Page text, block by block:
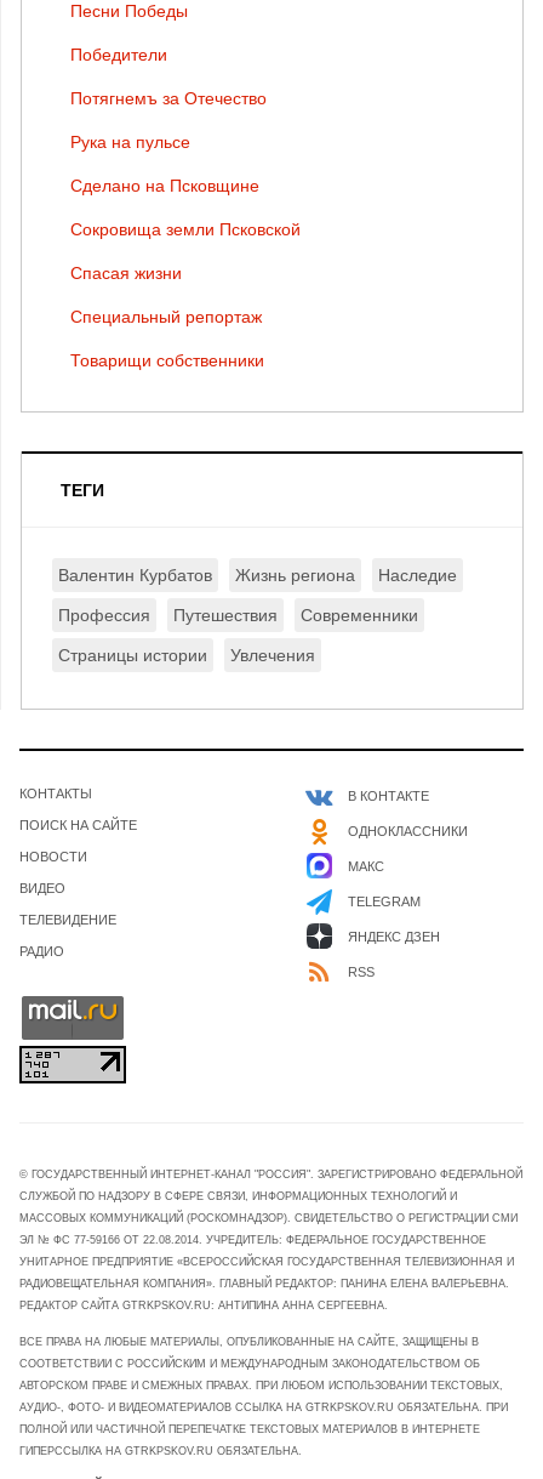
Песни Победы
Победители
Потягнемъ за Отечество
Рука на пульсе
Сделано на Псковщине
Сокровища земли Псковской
Спасая жизни
Специальный репортаж
Товарищи собственники
ТЕГИ
Валентин Курбатов Жизнь региона Наследие
Профессия Путешествия Современники
Страницы истории Увлечения
КОНТАКТЫ
ПОИСК НА САЙТЕ
НОВОСТИ
ВИДЕО
ТЕЛЕВИДЕНИЕ
РАДИО
В КОНТАКТЕ
ОДНОКЛАССНИКИ
МАКС
TELEGRAM
ЯНДЕКС ДЗЕН
RSS
© ГОСУДАРСТВЕННЫЙ ИНТЕРНЕТ-КАНАЛ "РОССИЯ". ЗАРЕГИСТРИРОВАНО ФЕДЕРАЛЬНОЙ
СЛУЖБОЙ ПО НАДЗОРУ В СФЕРЕ СВЯЗИ, ИНФОРМАЦИОННЫХ ТЕХНОЛОГИЙ И
МАССОВЫХ КОММУНИКАЦИЙ (РОСКОМНАДЗОР). СВИДЕТЕЛЬСТВО О РЕГИСТРАЦИИ СМИ
ЭЛ № ФС 77-59166 ОТ 22.08.2014. УЧРЕДИТЕЛЬ: ФЕДЕРАЛЬНОЕ ГОСУДАРСТВЕННОЕ
УНИТАРНОЕ ПРЕДПРИЯТИЕ «ВСЕРОССИЙСКАЯ ГОСУДАРСТВЕННАЯ ТЕЛЕВИЗИОННАЯ И
РАДИОВЕЩАТЕЛЬНАЯ КОМПАНИЯ». ГЛАВНЫЙ РЕДАКТОР: ПАНИНА ЕЛЕНА ВАЛЕРЬЕВНА.
РЕДАКТОР САЙТА GTRKPSKOV.RU: АНТИПИНА АННА СЕРГЕЕВНА.
ВСЕ ПРАВА НА ЛЮБЫЕ МАТЕРИАЛЫ, ОПУБЛИКОВАННЫЕ НА САЙТЕ, ЗАЩИЩЕНЫ В
СООТВЕТСТВИИ С РОССИЙСКИМ И МЕЖДУНАРОДНЫМ ЗАКОНОДАТЕЛЬСТВОМ ОБ
АВТОРСКОМ ПРАВЕ И СМЕЖНЫХ ПРАВАХ. ПРИ ЛЮБОМ ИСПОЛЬЗОВАНИИ ТЕКСТОВЫХ,
АУДИО-, ФОТО- И ВИДЕОМАТЕРИАЛОВ ССЫЛКА НА GTRKPSKOV.RU ОБЯЗАТЕЛЬНА. ПРИ
ПОЛНОЙ ИЛИ ЧАСТИЧНОЙ ПЕРЕПЕЧАТКЕ ТЕКСТОВЫХ МАТЕРИАЛОВ В ИНТЕРНЕТЕ
ГИПЕРССЫЛКА НА GTRKPSKOV.RU ОБЯЗАТЕЛЬНА.